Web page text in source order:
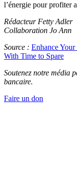
l’énergie pour profiter
Rédacteur Fetty Adler
Collaboration Jo Ann
Source : Enhance
With Time to Spare
Soutenez notre média
bancaire.
Faire un don